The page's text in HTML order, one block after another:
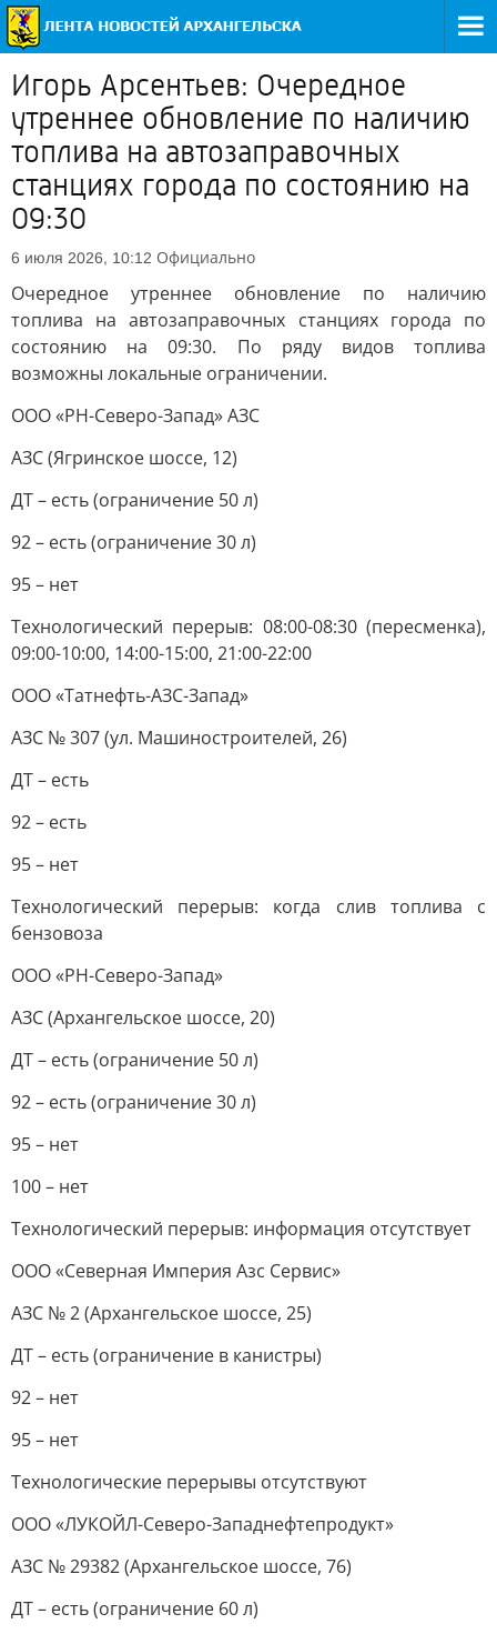
Игорь Арсентьев: Очередное
утреннее обновление по наличию
топлива на автозаправочных
станциях города по состоянию на
09:30
6 июля 2026, 10:12 Официально
Очередное утреннее обновление по наличию
топлива на автозаправочных станциях города по
состоянию на 09:30. По ряду видов топлива
возможны локальные ограничении.
ООО «РН-Северо-Запад» АЗС
АЗС (Ягринское шоссе, 12)
ДТ – есть (ограничение 50 л)
92 – есть (ограничение 30 л)
95 – нет
Технологический перерыв: 08:00-08:30 (пересменка),
09:00-10:00, 14:00-15:00, 21:00-22:00
ООО «Татнефть-АЗС-Запад»
АЗС № 307 (ул. Машиностроителей, 26)
ДТ – есть
92 – есть
95 – нет
Технологический перерыв: когда слив топлива с
бензовоза
ООО «РН-Северо-Запад»
АЗС (Архангельское шоссе, 20)
ДТ – есть (ограничение 50 л)
92 – есть (ограничение 30 л)
95 – нет
100 – нет
Технологический перерыв: информация отсутствует
ООО «Северная Империя Азс Сервис»
АЗС № 2 (Архангельское шоссе, 25)
ДТ – есть (ограничение в канистры)
92 – нет
95 – нет
Технологические перерывы отсутствуют
ООО «ЛУКОЙЛ-Северо-Западнефтепродукт»
АЗС № 29382 (Архангельское шоссе, 76)
ДТ – есть (ограничение 60 л)